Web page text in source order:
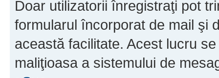
Doar utilizatorii înregistraţi pot
formularul încorporat de mail şi
această facilitate. Acest lucru
maliţioasa a sistemului de